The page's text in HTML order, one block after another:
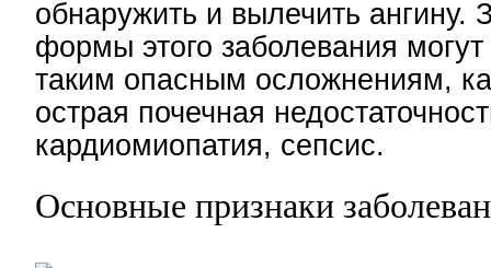
обнаружить и вылечить ангину.
формы этого заболевания могут
таким опасным осложнениям,
острая почечная
кардиомиопатия, сепсис.
Основные признаки